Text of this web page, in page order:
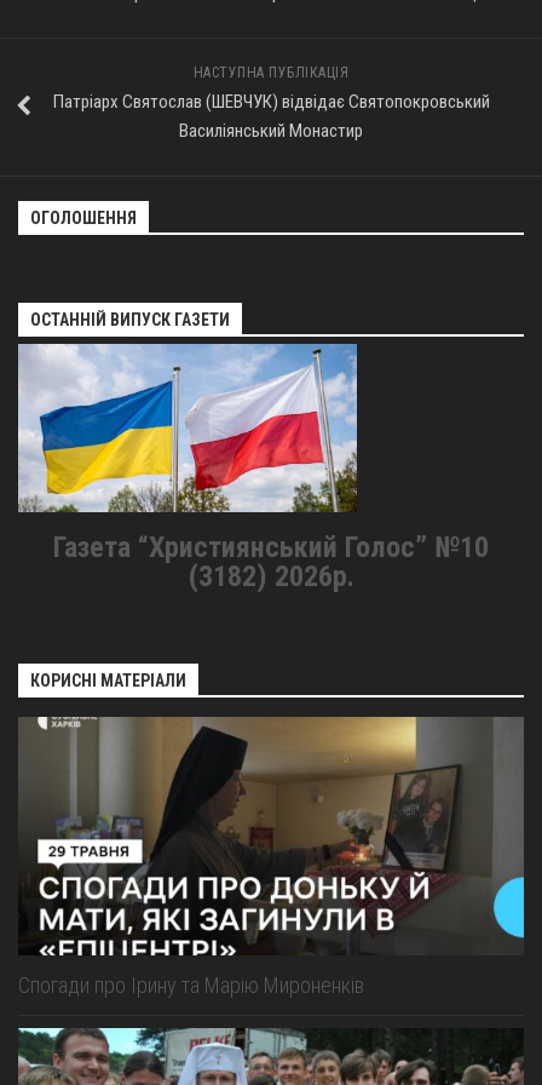
НАСТУПНА ПУБЛІКАЦІЯ
Патріарх Святослав (ШЕВЧУК) відвідає Святопокровський
Василіянський Монастир
ОГОЛОШЕННЯ
ОСТАННІЙ ВИПУСК ГАЗЕТИ
Газета “Християнський Голос” №10
(3182) 2026р.
КОРИСНІ МАТЕРІАЛИ
Спогади про Ірину та Марію Мироненків